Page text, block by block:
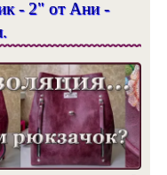
- 2" от Ани -